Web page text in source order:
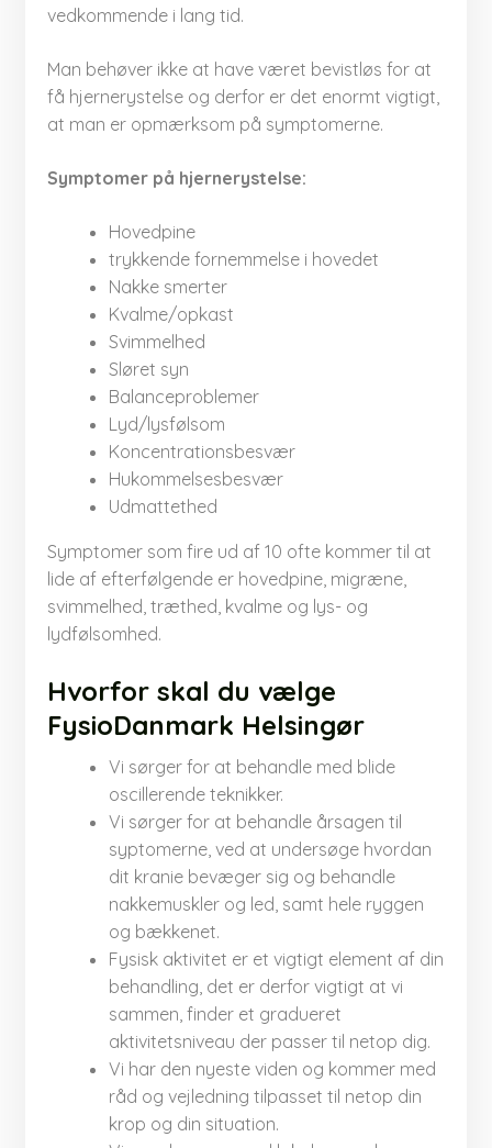
vedkommende i lang tid.
Man behøver ikke at have været bevistløs for at
få hjernerystelse og derfor er det enormt vigtigt,
at man er opmærksom på symptomerne.
Symptomer på hjernerystelse:​
Hovedpine
trykkende fornemmelse i hovedet
Nakke smerter
Kvalme/opkast
Svimmelhed
Sløret syn
Balanceproblemer
Lyd/lysfølsom
Koncentrationsbesvær
Hukommelsesbesvær
Udmattethed
Symptomer som fire ud af 10 ofte kommer til at
lide af efterfølgende er hovedpine, migræne,
svimmelhed, træthed, kvalme og lys- og
lydfølsomhed.
Hvorfor skal du vælge
FysioDanmark Helsingør
Vi sørger for at behandle med blide
oscillerende teknikker.​
Vi sørger for at behandle årsagen til
syptomerne, ved at undersøge hvordan
dit kranie bevæger sig og behandle
nakkemuskler og led, samt hele ryggen
og bækkenet.​
Fysisk aktivitet er et vigtigt element af din
behandling, det er derfor vigtigt at vi
sammen, finder et gradueret
aktivitetsniveau der passer til netop dig.​
Vi har den nyeste viden og kommer med
råd og vejledning tilpasset til netop din
krop og din situation.​